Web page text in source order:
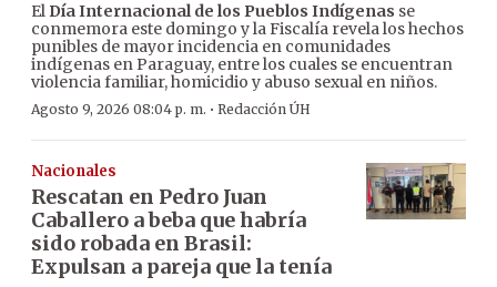
El Día Internacional de los Pueblos Indígenas se
conmemora este domingo y la Fiscalía revela los hechos
punibles de mayor incidencia en comunidades
indígenas en Paraguay, entre los cuales se encuentran
violencia familiar, homicidio y abuso sexual en niños.
Agosto 9, 2026 08:04 p. m. · Redacción ÚH
Nacionales
Rescatan en Pedro Juan
Caballero a beba que habría
sido robada en Brasil:
Expulsan a pareja que la tenía